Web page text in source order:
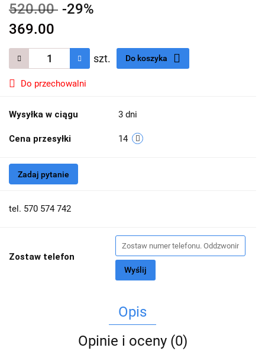
520.00 -29%
369.00
szt. Do koszyka
Do przechowalni
Wysyłka w ciągu 3 dni
Cena przesyłki 14
Zadaj pytanie
tel. 570 574 742
Zostaw telefon
Wyślij
Opis
Opinie i oceny (0)